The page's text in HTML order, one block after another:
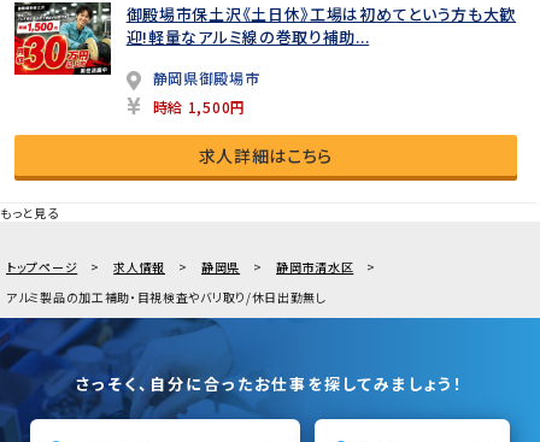
御殿場市保土沢《土日休》工場は初めてという方も大歓
迎!軽量なアルミ線の巻取り補助...
静岡県御殿場市
時給 1,500円
求人詳細はこちら
もっと見る
トップページ 求人情報 静岡県
静岡市清水区
アルミ製品の加工補助・目視検査やバリ取り/休日出勤無し
さっそく、自分に合ったお仕事を探してみましょう！